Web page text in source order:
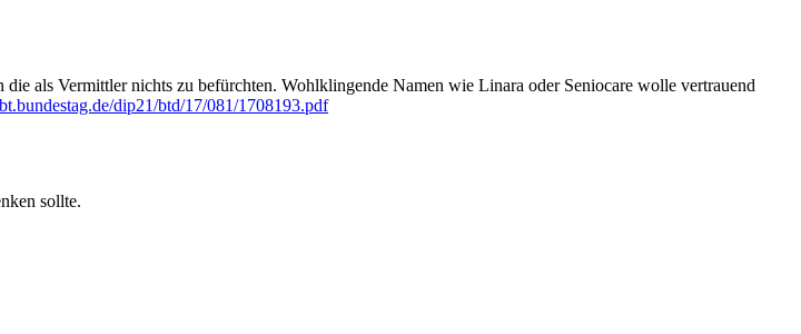
als Vermittler nichts zu befürchten. Wohlklingende Namen wie Linara oder Seniocare wolle vertrauend
dip21/btd/17/081/1708193.pdf
sollte.